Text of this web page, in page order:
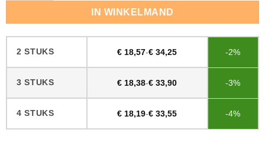
IN WINKELMAND
2 STUKS € 18,57-€ 34,25 -2%
3 STUKS € 18,38-€ 33,90 -3%
4 STUKS € 18,19-€ 33,55 -4%